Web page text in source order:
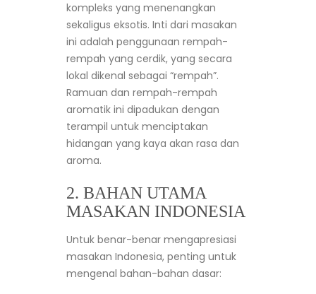
kompleks yang menenangkan
sekaligus eksotis. Inti dari masakan
ini adalah penggunaan rempah-
rempah yang cerdik, yang secara
lokal dikenal sebagai “rempah”.
Ramuan dan rempah-rempah
aromatik ini dipadukan dengan
terampil untuk menciptakan
hidangan yang kaya akan rasa dan
aroma.
2. BAHAN UTAMA
MASAKAN INDONESIA
Untuk benar-benar mengapresiasi
masakan Indonesia, penting untuk
mengenal bahan-bahan dasar: